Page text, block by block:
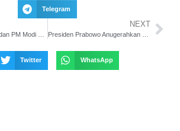
Telegram
NEXT
Twitter WhatsApp